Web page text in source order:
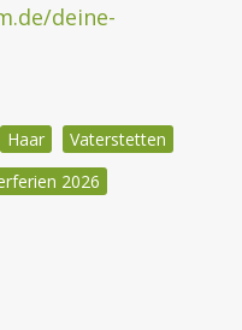
deine-
Haar
Vaterstetten
2026